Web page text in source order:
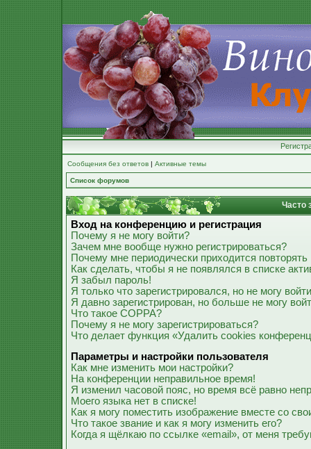
Сообщения без ответов | Активные темы
Список форумов
Часто
Вход на конференцию и регистрация
Почему я не могу войти?
Зачем мне вообще нужно регистрироваться?
Почему мне периодически приходится
Как сделать, чтобы я не появлялся в списке
Я забыл пароль!
Я только что зарегистрировался, но не могу
Я давно зарегистрирован, но больше не могу
Что такое COPPA?
Почему я не могу зарегистрироваться?
Что делает функция «Удалить cookies
Параметры и настройки пользователя
Как мне изменить мои настройки?
На конференции неправильное время!
Я изменил часовой пояс, но время всё равно
Моего языка нет в списке!
Как я могу поместить изображение вместе со
Что такое звание и как я могу изменить его?
Когда я щёлкаю по ссылке «email», от меня